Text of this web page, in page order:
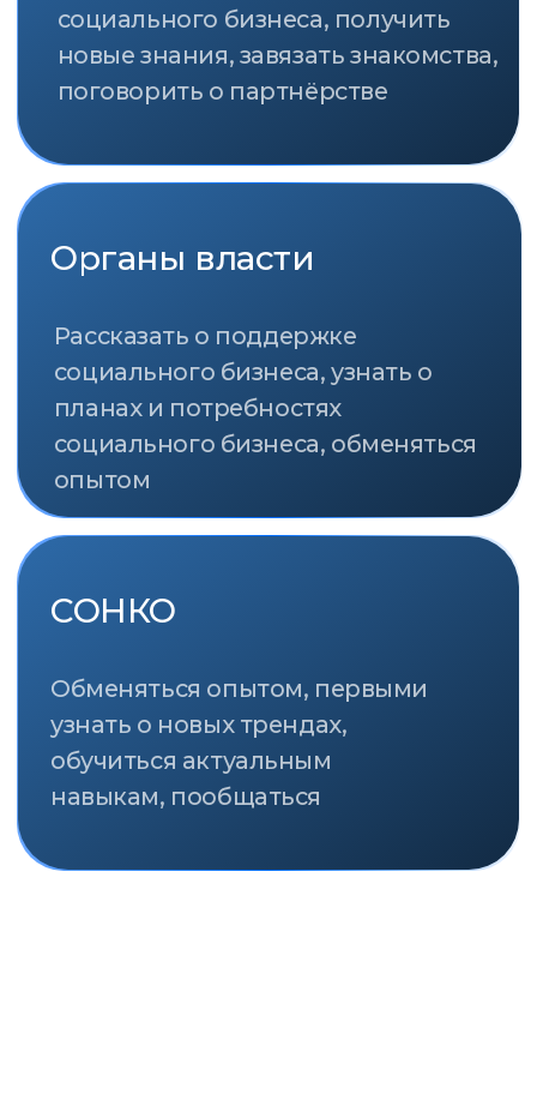
Она присуждается социальным
общественных организаций,
руководителям государственных
структур и профильных ведомств,
ПРИ ПОДДЕРЖКЕ
ОРГАНИЗАТОР
ПАРТНЁРЫ